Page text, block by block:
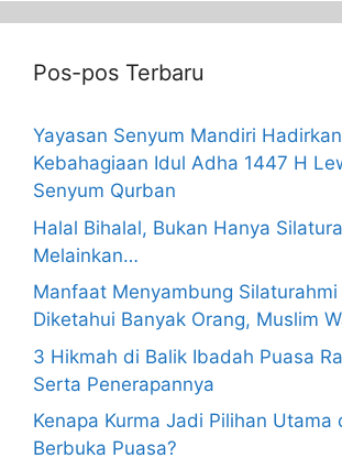
Pos-pos Terbaru
Yayasan Senyum Mandiri Hadirkan
Kebahagiaan Idul Adha 1447 H
Senyum Qurban
Halal Bihalal, Bukan Hanya
Melainkan…
Manfaat Menyambung
Diketahui Banyak Orang, Muslim
3 Hikmah di Balik Ibadah Puasa
Serta Penerapannya
Kenapa Kurma Jadi Pilihan Utama
Berbuka Puasa?